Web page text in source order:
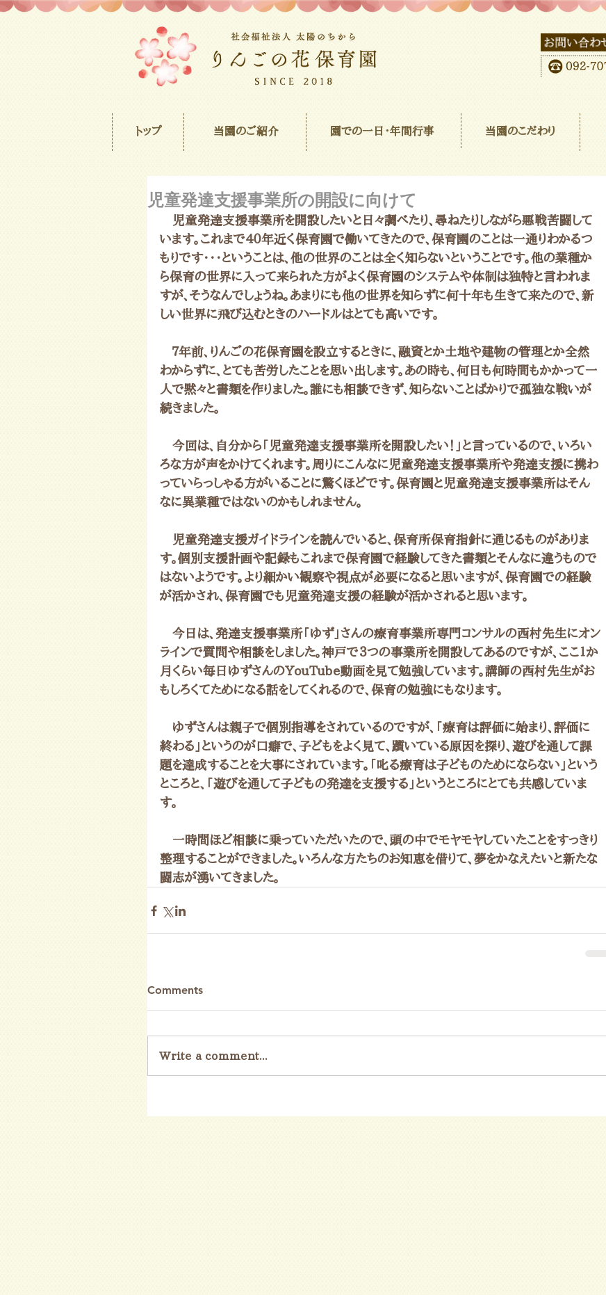
トップ 当園のご紹介 園での一日･年間行事 当園のこだわり
児童発達支援事業所の開設に向けて
児童発達支援事業所を開設したいと日々調べたり、尋ねたりしながら悪戦苦闘して
います。これまで４０年近く保育園で働いてきたので、保育園のことは一通りわかるつ
もりです・・・ということは、他の世界のことは全く知らないということです。他の業種か
ら保育の世界に入って来られた方がよく保育園のシステムや体制は独特と言われま
すが、そうなんでしょうね。あまりにも他の世界を知らずに何十年も生きて来たので、新
しい世界に飛び込むときのハードルはとても高いです。
７年前、りんごの花保育園を設立するときに、融資とか土地や建物の管理とか全然
わからずに、とても苦労したことを思い出します。あの時も、何日も何時間もかかって一
人で黙々と書類を作りました。誰にも相談できず、知らないことばかりで孤独な戦いが
続きました。
今回は、自分から「児童発達支援事業所を開設したい！」と言っているので、いろい
ろな方が声をかけてくれます。周りにこんなに児童発達支援事業所や発達支援に携わ
っていらっしゃる方がいることに驚くほどです。保育園と児童発達支援事業所はそん
なに異業種ではないのかもしれません。
児童発達支援ガイドラインを読んでいると、保育所保育指針に通じるものがありま
す。個別支援計画や記録もこれまで保育園で経験してきた書類とそんなに違うもので
はないようです。より細かい観察や視点が必要になると思いますが、保育園での経験
が活かされ、保育園でも児童発達支援の経験が活かされると思います。
今日は、発達支援事業所「ゆず」さんの療育事業所専門コンサルの西村先生にオン
ラインで質問や相談をしました。神戸で３つの事業所を開設してあるのですが、ここ１か
月くらい毎日ゆずさんのYouTube動画を見て勉強しています。講師の西村先生がお
もしろくてためになる話をしてくれるので、保育の勉強にもなります。
ゆずさんは親子で個別指導をされているのですが、「療育は評価に始まり、評価に
終わる」というのが口癖で、子どもをよく見て、躓いている原因を探り、遊びを通して課
題を達成することを大事にされています。「叱る療育は子どものためにならない」という
ところと、「遊びを通して子どもの発達を支援する」というところにとても共感していま
す。
一時間ほど相談に乗っていただいたので、頭の中でモヤモヤしていたことをすっきり
整理することができました。いろんな方たちのお知恵を借りて、夢をかなえたいと新たな
闘志が湧いてきました。
Comments
Write a comment...